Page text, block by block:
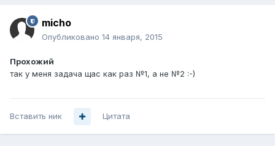
micho
Опубликовано 14 января, 2015
Прохожий
так у меня задача щас как раз №1, а не №2 :-)
Вставить ник Цитата